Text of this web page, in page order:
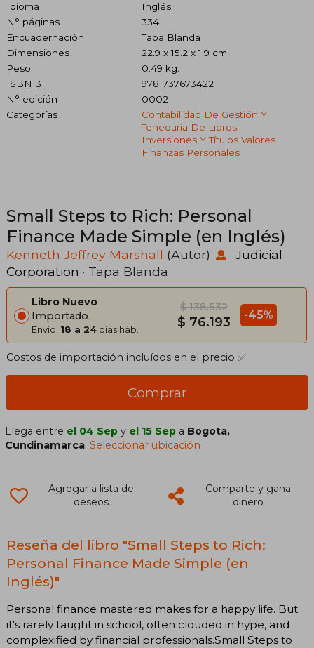
Idioma
Inglés
N° páginas
334
Encuadernación
Tapa Blanda
Dimensiones
22.9 x 15.2 x 1.9 cm
Peso
0.49 kg.
ISBN13
9781737673422
N° edición
0002
Categorías
Contabilidad De Gestión Y
Teneduría De Libros
Inversiones Y Títulos Valores
Finanzas Personales
Small Steps to Rich: Personal
Finance Made Simple (en Inglés)
Kenneth Jeffrey Marshall (Autor) · Judicial
Corporation · Tapa Blanda
Libro Nuevo
Importado
Envío: 18 a 24 días háb.
$ 138.532
$ 76.193 -45%
Costos de importación incluídos en el precio ✅
Comprar
Llega entre el 04 Sep y el 15 Sep a Bogota,
Cundinamarca.Seleccionar ubicación
Agregar a lista de
deseos
Comparte y gana
dinero
Reseña del libro "Small Steps to Rich:
Personal Finance Made Simple (en
Inglés)"
Personal finance mastered makes for a happy life. But
it's rarely taught in school, often clouded in hype, and
complexified by financial professionals.Small Steps to